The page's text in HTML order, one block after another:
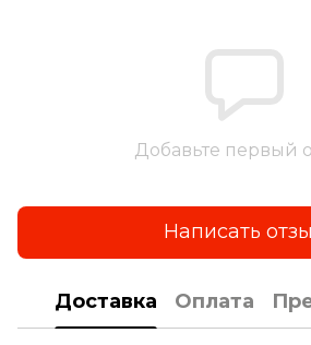
Добавьте первый
Написать
Доставка Оплата